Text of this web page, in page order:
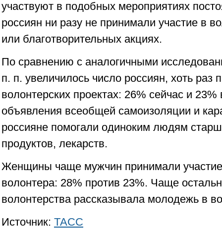
участвуют в подобных мероприятиях
россиян ни разу не принимали участие в
или благотворительных акциях.
По сравнению с аналогичными
п. п. увеличилось число россиян, хоть раз
волонтерских проектах: 26% сейчас и
объявления всеобщей самоизоляции и
россияне помогали одиноким людям
продуктов, лекарств.
Женщины чаще мужчин принимали участие
волонтера: 28% против 23%. Чаще
волонтерства рассказывала молодежь в
Источник: ТАСС